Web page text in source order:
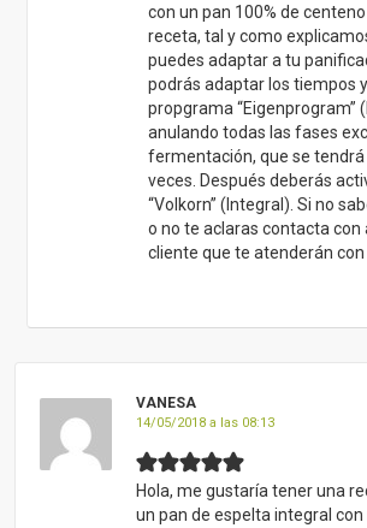
con un pan 100% de
receta, tal y como
puedes adaptar a tu
podrás adaptar los tiempos y
propgrama “Eigenprogram”
anulando todas las fases
fermentación, que se
veces. Después deberás
“Volkorn” (Integral). Si no
o no te aclaras contacta con
cliente que te atenderán
VANESA
14/05/2018 a las 08:13
Hola, me gustaría tener una
un pan de espelta integral